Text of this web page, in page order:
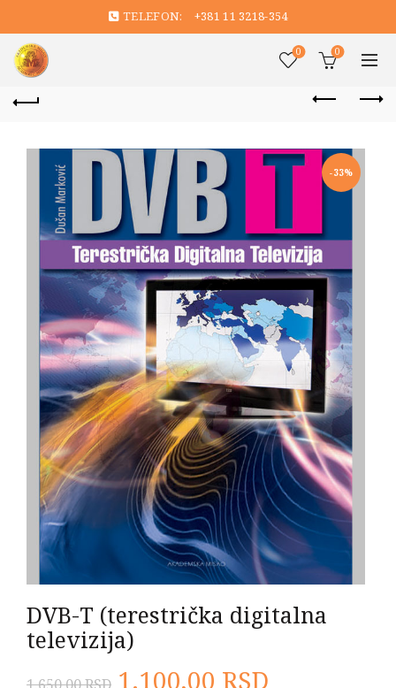
TELEFON: +381 11 3218-354
0 0
-33%
DVB-T (terestrička digitalna
televizija)
Originalna
1.100,00 RSD